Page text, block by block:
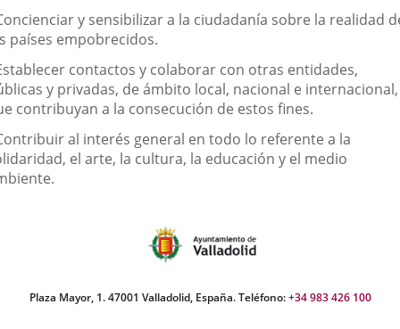
y sensibilizar a la ciudadanía sobre la realidad
países empobrecidos.
contactos y colaborar con otras entidades,
y privadas, de ámbito local, nacional e internacional,
contribuyan a la consecución de estos fines.
al interés general en todo lo referente a la
el arte, la cultura, la educación y el medio
Plaza Mayor, 1. 47001 Valladolid, España. Teléfono:+34 983 426 100